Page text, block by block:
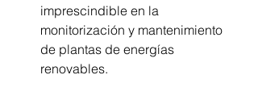
imprescindible en la
monitorización y mantenimiento
de plantas de energías
renovables.